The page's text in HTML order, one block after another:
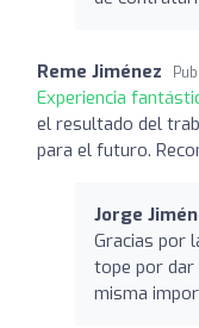
Reme Jiménez
Experiencia
el resultado del
para el futuro.
Jorge
Gracias por
tope por dar
misma